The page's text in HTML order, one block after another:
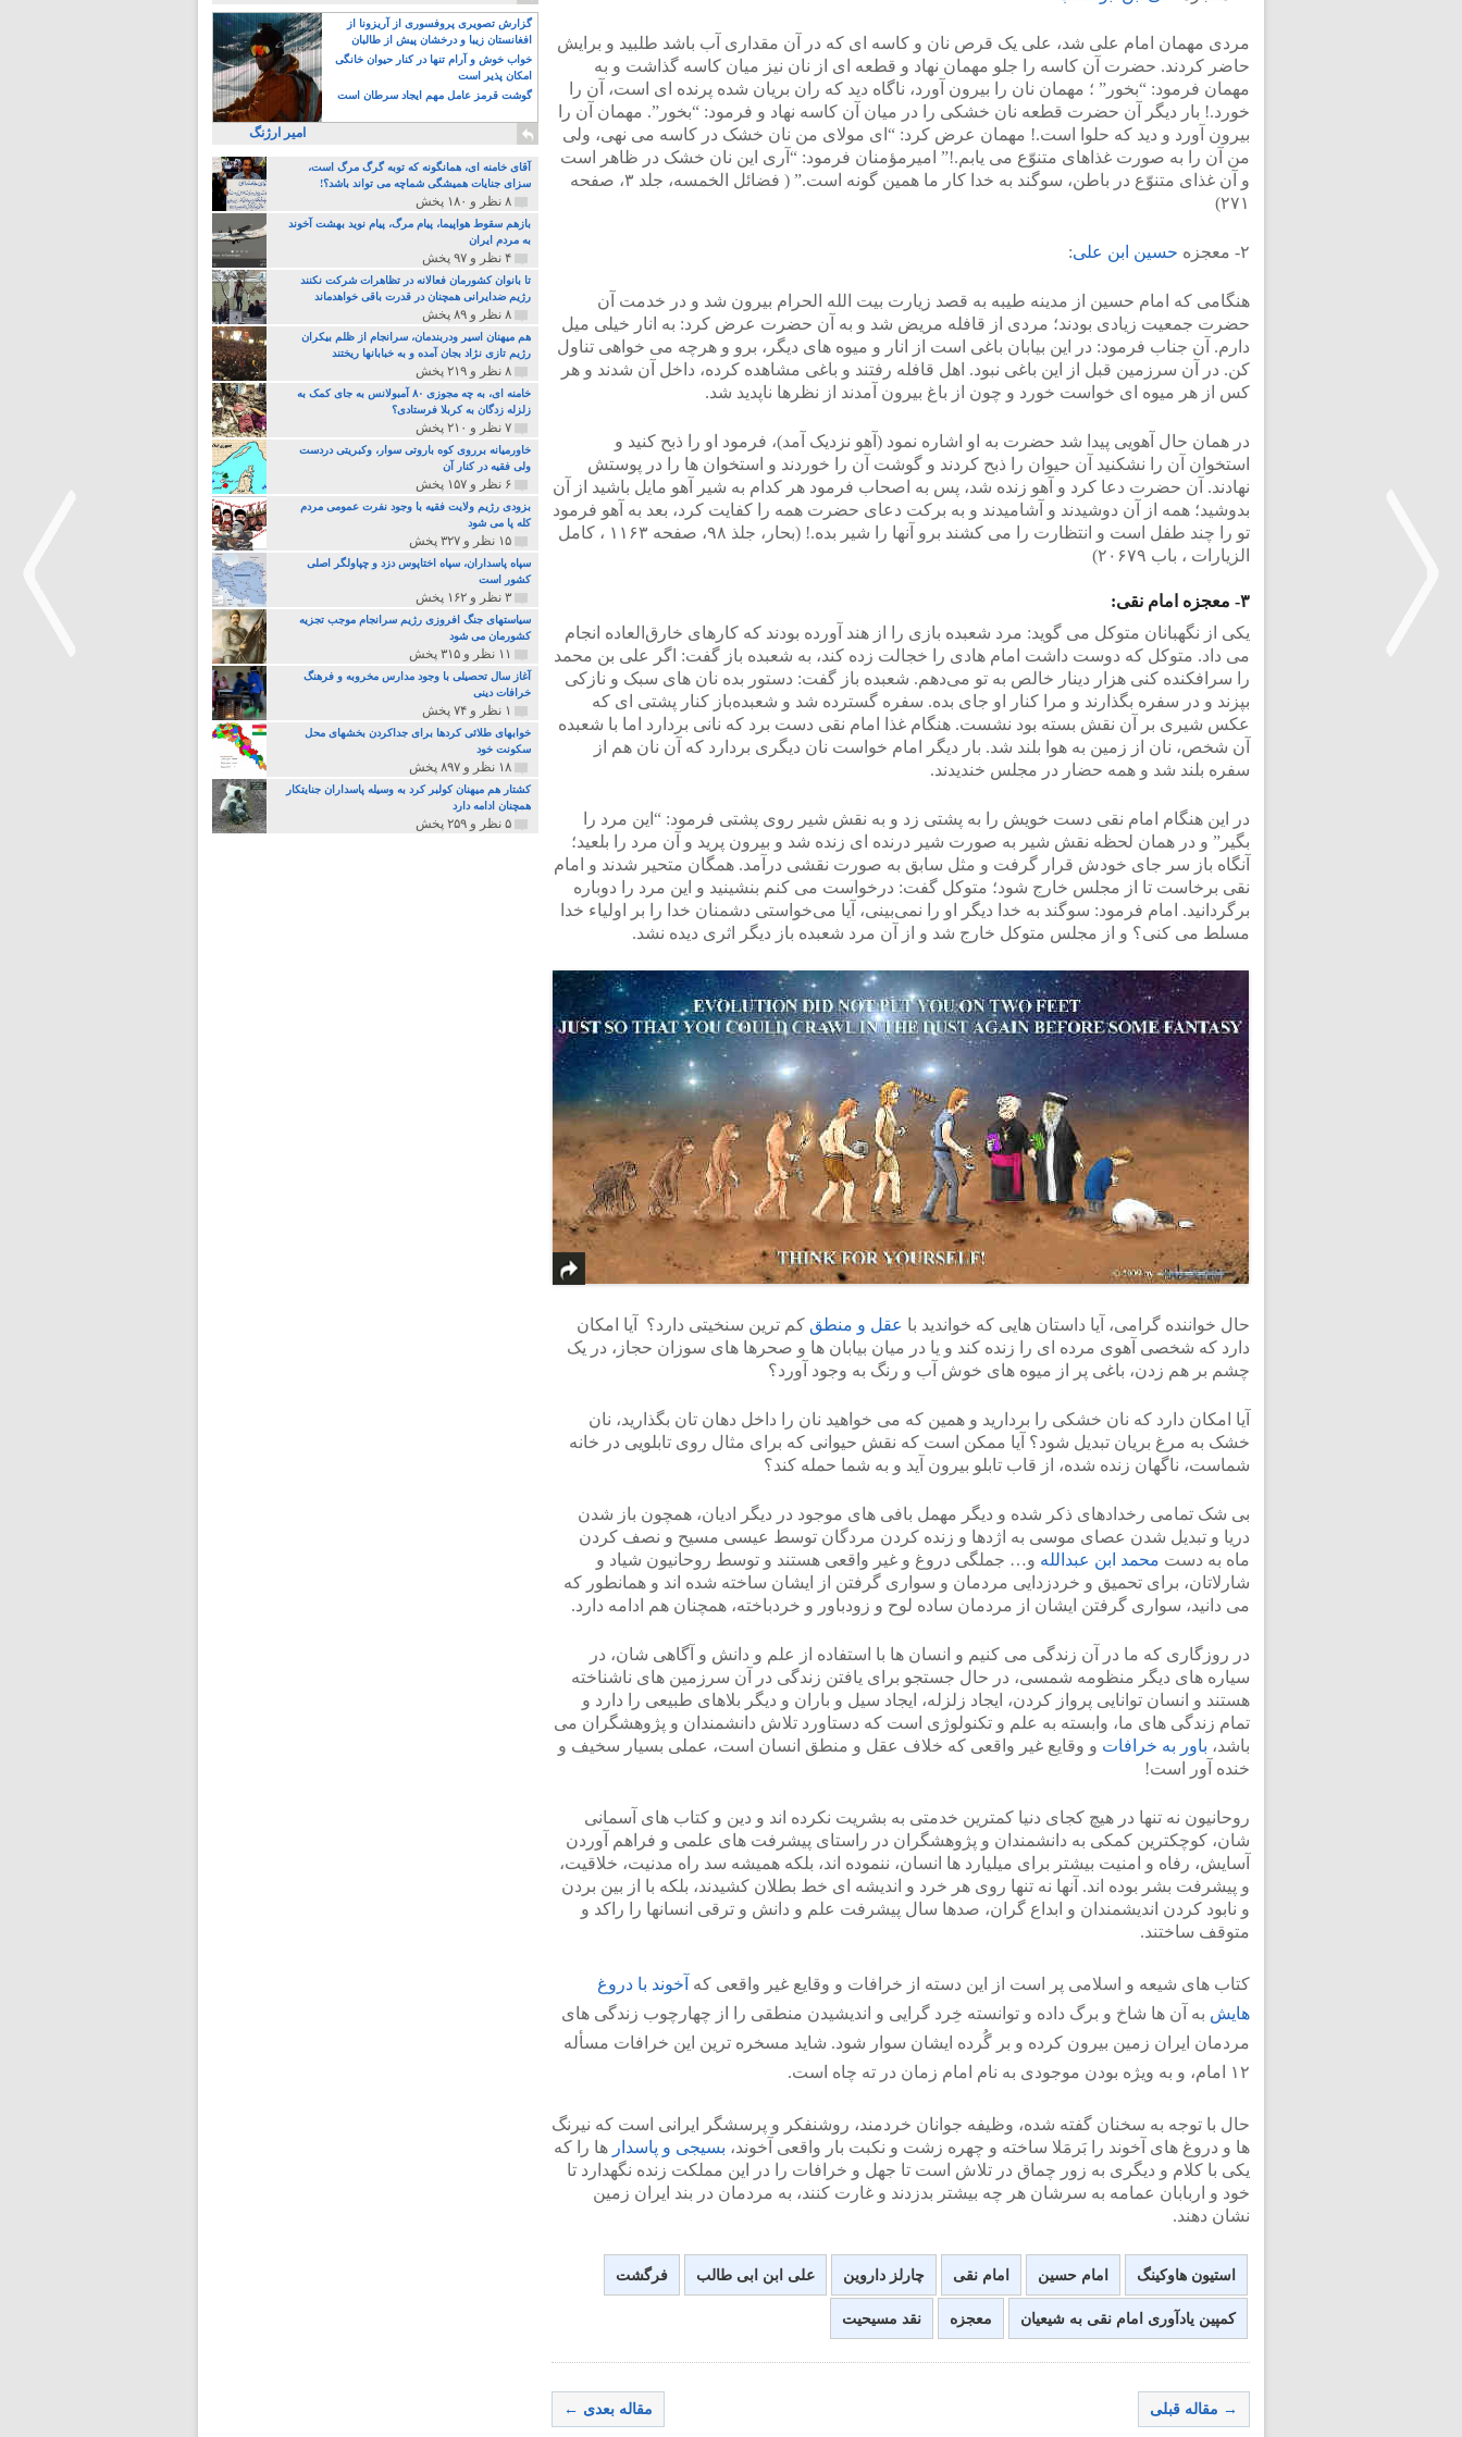
مردی مهمان امام علی شد، علی یک قرص نان و کاسه ای که در آن مقداری آب باشد طلبید و برایش
حاضر کردند. حضرت آن کاسه را جلو مهمان نهاد و قطعه ای از نان نیز میان کاسه گذاشت و به
مهمان فرمود: “بخور” ؛ مهمان نان را بیرون آورد، ناگاه دید که ران بریان شده پرنده ای است، آن را
خورد.! بار دیگر آن حضرت قطعه نان خشکی را در میان آن کاسه نهاد و فرمود: “بخور”. مهمان آن را
بیرون آورد و دید که حلوا است.! مهمان عرض کرد: “ای مولای من نان خشک در کاسه می نهی، ولی
من آن را به صورت غذاهای متنوّع می یابم.!” امیرمؤمنان فرمود: “آری این نان خشک در ظاهر است
و آن غذای متنوّع در باطن، سوگند به خدا کار ما همین گونه است.” ( فضائل الخمسه، جلد ۳، صفحه
۲۷۱)
۲- معجزه حسین ابن علی:
هنگامى که امام حسین از مدینه طیبه به قصد زیارت بیت الله الحرام بیرون شد و در خدمت آن
حضرت جمعیت زیادى بودند؛ مردى از قافله مریض شد و به آن حضرت عرض کرد: به انار خیلى میل
دارم. آن جناب فرمود: در این بیابان باغى است از انار و میوه هاى دیگر، برو و هرچه مى خواهى تناول
کن. در آن سرزمین قبل از این باغى نبود. اهل قافله رفتند و باغى مشاهده کرده، داخل آن شدند و هر
کس از هر میوه اى خواست خورد و چون از باغ بیرون آمدند از نظرها ناپدید شد.
در همان حال آهویى پیدا شد حضرت به او اشاره نمود (آهو نزدیک آمد)، فرمود او را ذبح کنید و
استخوان آن را نشکنید آن حیوان را ذبح کردند و گوشت آن را خوردند و استخوان ها را در پوستش
نهادند. آن حضرت دعا کرد و آهو زنده شد، پس به اصحاب فرمود هر کدام به شیر آهو مایل باشید از آن
بدوشید؛ همه از آن دوشیدند و آشامیدند و به برکت دعاى حضرت همه را کفایت کرد، بعد به آهو فرمود
تو را چند طفل است و انتظارت را مى کشند برو آنها را شیر بده.! (بحار، جلذ ۹۸، صفحه ۱۱۶۳ ، کامل
الزیارات ، باب ۲۰۶۷۹)
۳- معجزه امام نقی:
یکی از نگهبانان متوکل می گوید: مرد شعبده بازی را از هند آورده بودند که کارهای خارق‌العاده انجام
می داد. متوکل که دوست داشت امام هادی را خجالت زده کند، به شعبده باز گفت: اگر علی بن محمد
را سرافکنده کنی هزار دینار خالص به تو می‌دهم. شعبده باز گفت: دستور بده نان های سبک و نازکی
بپزند و در سفره بگذارند و مرا کنار او جای بده. سفره گسترده شد و شعبده‌باز کنار پشتی ‌ای که
عکس شیری بر آن نقش بسته بود نشست. هنگام غذا امام نقی دست برد که نانی بردارد اما با شعبده
آن شخص، نان از زمین به هوا بلند شد. بار دیگر امام خواست نان دیگری بردارد که آن نان هم از
سفره بلند شد و همه حضار در مجلس خندیدند.
در این هنگام امام نقی دست خویش را به پشتی زد و به نقش شیر روی پشتی فرمود: “این مرد را
بگیر” و در همان لحظه نقش شیر به صورت شیر درنده ای زنده شد و بیرون پرید و آن مرد را بلعید؛
آنگاه باز سر جای خودش قرار گرفت و مثل سابق به صورت نقشی درآمد. همگان متحیر شدند و امام
نقی برخاست تا از مجلس خارج شود؛ متوکل گفت: درخواست می کنم بنشینید و این مرد را دوباره
برگردانید. امام فرمود: سوگند به خدا دیگر او را نمی‌بینی، آیا می‌خواستی دشمنان خدا را بر اولیاء خدا
مسلط می کنی؟ و از مجلس متوکل خارج شد و از آن مرد شعبده باز دیگر اثری دیده نشد.
حال خواننده گرامی، آیا داستان هایی که خواندید با عقل و منطق کم ترین سنخیتی دارد؟ آیا امکان
دارد که شخصی آهوی مرده ای را زنده کند و یا در میان بیابان ها و صحرها های سوزان حجاز، در یک
چشم بر هم زدن، باغی پر از میوه های خوش آب و رنگ به وجود آورد؟
آیا امکان دارد که نان خشکی را بردارید و همین که می خواهید نان را داخل دهان تان بگذارید، نان
خشک به مرغ بریان تبدیل شود؟ آیا ممکن است که نقش حیوانی که برای مثال روی تابلویی در خانه
شماست، ناگهان زنده شده، از قاب تابلو بیرون آید و به شما حمله کند؟
بی شک تمامی رخدادهای ذکر شده و دیگر مهمل بافی های موجود در دیگر ادیان، همچون باز شدن
دریا و تبدیل شدن عصای موسی به اژدها و زنده کردن مردگان توسط عیسی مسیح و نصف کردن
ماه به دست محمد ابن عبدالله و… جملگی دروغ و غیر واقعی هستند و توسط روحانیون شیاد و
شارلاتان، برای تحمیق و خردزدایی مردمان و سواری گرفتن از ایشان ساخته شده اند و همانطور که
می دانید، سواری گرفتن ایشان از مردمان ساده لوح و زودباور و خردباخته، همچنان هم ادامه دارد.
در روزگاری که ما در آن زندگی می کنیم و انسان ها با استفاده از علم و دانش و آگاهی شان، در
سیاره های دیگر منظومه شمسی، در حال جستجو برای یافتن زندگی در آن سرزمین های ناشناخته
هستند و انسان توانایی پرواز کردن، ایجاد زلزله، ایجاد سیل و باران و دیگر بلاهای طبیعی را دارد و
تمام زندگی های ما، وابسته به علم و تکنولوژی است که دستاورد تلاش دانشمندان و پژوهشگران می
باشد، باور به خرافات و وقایع غیر واقعی که خلاف عقل و منطق انسان است، عملی بسیار سخیف و
خنده آور است!
روحانیون نه تنها در هیچ کجای دنیا کمترین خدمتی به بشریت نکرده اند و دین و کتاب های آسمانی
شان، کوچکترین کمکی به دانشمندان و پژوهشگران در راستای پیشرفت های علمی و فراهم آوردن
آسایش، رفاه و امنیت بیشتر برای میلیارد ها انسان، ننموده اند، بلکه همیشه سد راه مدنیت، خلاقیت،
و پیشرفت بشر بوده اند. آنها نه تنها روی هر خرد و اندیشه ای خط بطلان کشیدند، بلکه با از بین بردن
و نابود کردن اندیشمندان و ابداع گران، صدها سال پیشرفت علم و دانش و ترقی انسانها را راکد و
متوقف ساختند.
کتاب های شیعه و اسلامی پر است از این دسته از خرافات و وقایع غیر واقعی که آخوند با دروغ
هایش به آن ها شاخ و برگ داده و توانسته خِرد گرایی و اندیشیدن منطقی را از چهارچوب زندگی های
مردمان ایران زمین بیرون کرده و بر گُرده ایشان سوار شود. شاید مسخره ترین این خرافات مسأله
۱۲ امام، و به ویژه بودن موجودی به نام امام زمان در ته چاه است.
حال با توجه به سخنان گفته شده، وظیفه جوانان خردمند، روشنفکر و پرسشگر ایرانی است که نیرنگ
ها و دروغ های آخوند را بَرمَلا ساخته و چهره زشت و نکبت بار واقعی آخوند، بسیجی و پاسدار ها را که
یکی با کلام و دیگری به زور چماق در تلاش است تا جهل و خرافات را در این مملکت زنده نگهدارد تا
خود و اربابان عمامه به سرشان هر چه بیشتر بدزدند و غارت کنند، به مردمان در بند ایران زمین
نشان دهند.
استیون هاوکینگ امام حسین امام نقی چارلز داروین علی ابن ابی طالب فرگشت
کمپین یادآوری امام نقی به شیعیان معجزه نقد مسیحیت
→ مقاله قبلی مقاله بعدی ←
گزارش تصویری پروفسوری از آریزونا از
افغانستان زیبا و درخشان پیش از طالبان
خواب خوش و آرام تنها در کنار حیوان خانگی
امکان پذیر است
گوشت قرمز عامل مهم ایجاد سرطان است
امیر ارژنگ
آقای خامنه ای، همانگونه که توبه گرگ مرگ است،
سزای جنایات همیشگی شماچه می تواند باشد؟!
۸ نظر و ۱۸۰ پخش
بازهم سقوط هواپیما، پیام مرگ، پیام نوید بهشت آخوند
به مردم ایران
۴ نظر و ۹۷ پخش
تا بانوان کشورمان فعالانه در تظاهرات شرکت نکنند
رژیم ضدایرانی همچنان در قدرت باقی خواهدماند
۸ نظر و ۸۹ پخش
هم میهنان اسیر ودربندمان، سرانجام از ظلم بیکران
رژیم تازی نژاد بجان آمده و به خبابانها ریختند
۸ نظر و ۲۱۹ پخش
خامنه ای، به چه مجوزی ۸۰ آمبولانس به جای کمک به
زلزله زدگان به کربلا فرستادی؟
۷ نظر و ۲۱۰ پخش
خاورمیانه برروی کوه باروتی سوار، وکبریتی دردست
ولی فقیه در کنار آن
۶ نظر و ۱۵۷ پخش
بزودی رژیم ولایت فقیه با وجود نفرت عمومی مردم
کله پا می شود
۱۵ نظر و ۳۲۷ پخش
سپاه پاسداران، سپاه اختاپوس دزد و چپاولگر اصلی
کشور است
۳ نظر و ۱۶۲ پخش
سیاستهای جنگ افروزی رژیم سرانجام موجب تجزیه
کشورمان می شود
۱۱ نظر و ۳۱۵ پخش
آغاز سال تحصیلی با وجود مدارس مخروبه و فرهنگ
خرافات دینی
۱ نظر و ۷۴ پخش
خوابهای طلائی کردها برای جداکردن بخشهای محل
سکونت خود
۱۸ نظر و ۸۹۷ پخش
کشتار هم میهنان کولبر کرد به وسیله پاسداران جنایتکار
همچنان ادامه دارد
۵ نظر و ۲۵۹ پخش